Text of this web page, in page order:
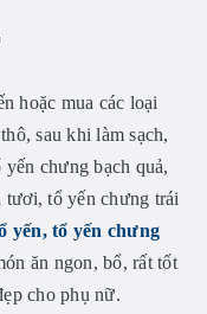
hoặc mua các loại
sau khi làm sạch,
chưng bạch quả,
tươi, tổ yến chưng trái
yến, tổ yến chưng
ăn ngon, bổ, rất tốt
cho phụ nữ.